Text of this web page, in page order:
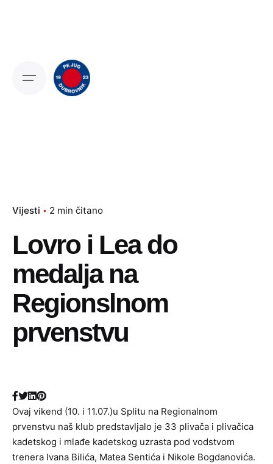
Vijesti 2 min čitano
Lovro i Lea do
medalja na
Regionslnom
prvenstvu
Ovaj vikend (10. i 11.07.)u Splitu na Regionalnom
prvenstvu naš klub predstavljalo je 33 plivača i plivačica
kadetskog i mlađe kadetskog uzrasta pod vodstvom
trenera Ivana Bilića, Matea Sentića i Nikole Bogdanovića.